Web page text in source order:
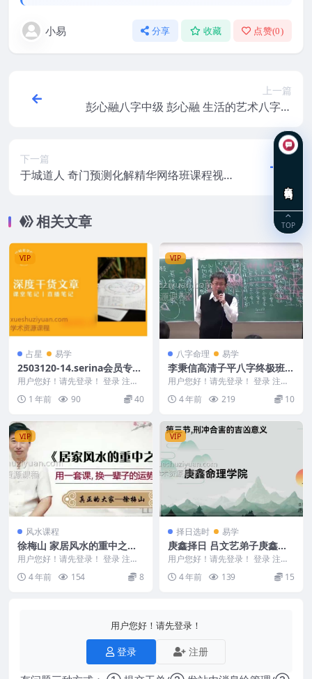
小易 分享 收藏 点赞(0)
上一篇
彭心融八字中级 彭心融 生活的艺术八字中
下一篇
于城道人 奇门预测化解精华网络班课程视频
相关文章
VIP
占星 易学
2503120-14.serina会员专享
深度资料
用户您好！请先登录！ 登录 注册
serina会员专享深度资料 以下都是
网页文字...
1 年前 90 40
VIP
八字命理 易学
李秉信高清子平八字终极班
（视频77集）
用户您好！请先登录！ 登录 注册
李秉信高清子平八字终极班（视频
77集） 编号：...
4 年前 219 10
VIP
风水课程
徐梅山 家居风水的重中之重
培训课程22集
用户您好！请先登录！ 登录 注册
徐梅山 家居风水的重中之重视频2
2集4.43G...
4 年前 154 8
VIP
择日选时 易学
庚鑫择日 吕文艺弟子庚鑫老
师择日选日子57集视频课程
用户您好！请先登录！ 登录 注册
吕文艺弟子择日选日子视频课程57
集-庚鑫 ...
4 年前 139 15
用户您好！请先登录！
登录 注册
TOP